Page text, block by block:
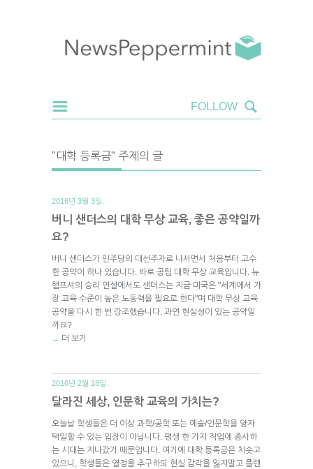
"대학 등록금" 주제의 글
2016년 3월 3일.
버니 샌더스의 대학 무상 교육, 좋은 공약일까
요?
버니 샌더스가 민주당의 대선주자로 나서면서 처음부터 고수
한 공약이 하나 있습니다. 바로 공립 대학 무상 교육입니다. 뉴
햄프셔의 승리 연설에서도 샌더스는 지금 미국은 "세계에서 가
장 교육 수준이 높은 노동력을 필요로 한다"며 대학 무상 교육
공약을 다시 한 번 강조했습니다. 과연 현실성이 있는 공약일
까요?
→ 더 보기
2016년 2월 18일.
달라진 세상, 인문학 교육의 가치는?
오늘날 학생들은 더 이상 과학/공학 또는 예술/인문학을 양자
택일할 수 있는 입장이 아닙니다. 평생 한 가지 직업에 종사하
는 시대는 지나갔기 때문입니다. 여기에 대학 등록금은 치솟고
있으니, 학생들은 열정을 추구하되 현실 감각을 잃지말고 플랜